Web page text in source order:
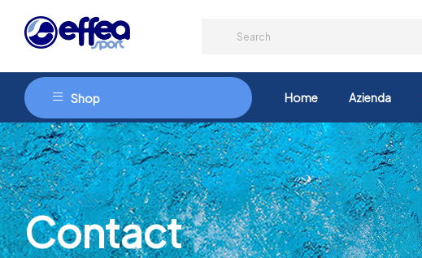
Shop Home Azienda
Contact